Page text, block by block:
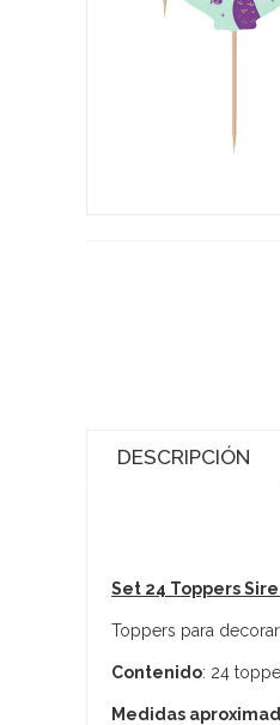
DESCRIPCIÓN
Set 24 Toppers
Toppers para
Contenido: 24
Medidas